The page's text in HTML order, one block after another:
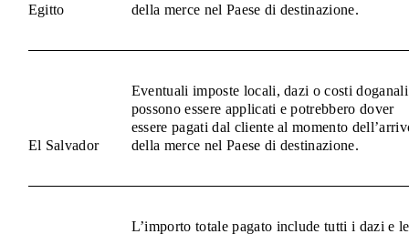
Egitto
della merce nel Paese di destinazione.
El Salvador
Eventuali imposte locali, dazi o costi doganali
possono essere applicati e potrebbero dover
essere pagati dal cliente al momento
della merce nel Paese di destinazione.
L’importo totale pagato include tutti i dazi e le